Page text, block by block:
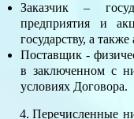
Заказчик –
предприятия и
государству, а
Поставщик -
в заключенном с
условиях Договора.
Перечисленные